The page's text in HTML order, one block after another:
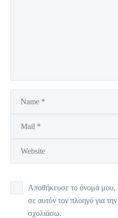
Αποθήκευσε το όνομά μου,
σε αυτόν τον πλοηγό για
σχολιάσω.